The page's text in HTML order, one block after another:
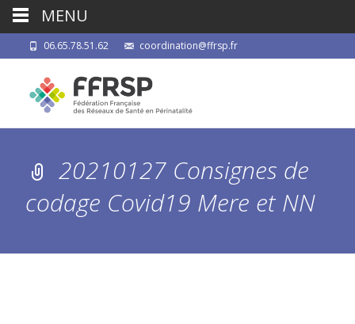
06.65.78.51.62 coordination@ffrsp.fr
20210127 Consignes de
codage Covid19 Mere et NN
MENU